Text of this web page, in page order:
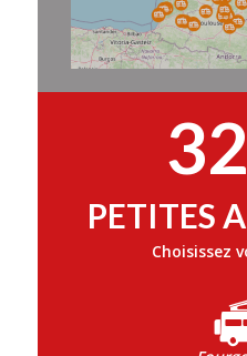
PETITES
Choisissez